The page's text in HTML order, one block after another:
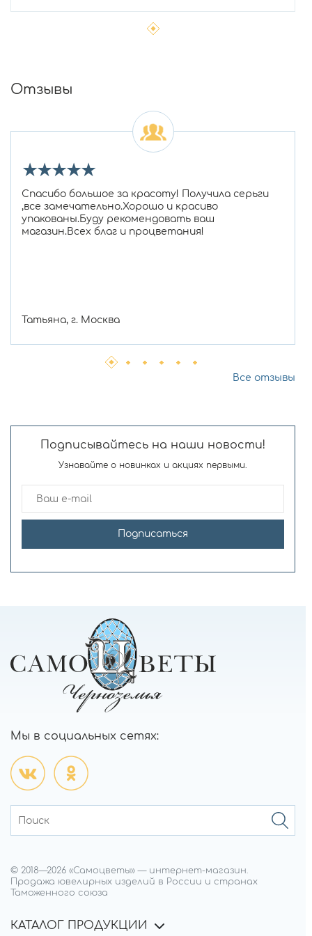
Отзывы
★★★★★
Спасибо большое за красоту! Получила серьги
,все замечательно.Хорошо и красиво
упакованы.Буду рекомендовать ваш
магазин.Всех благ и процветания!
Татьяна, г. Москва
Все отзывы
Подписывайтесь на наши новости!
Узнавайте о новинках и акциях первыми.
Подписаться
Мы в социальных сетях:
© 2018—2026 «Самоцветы» — интернет-магазин.
Продажа ювелирных изделий в России и странах
Таможенного союза
КАТАЛОГ ПРОДУКЦИИ